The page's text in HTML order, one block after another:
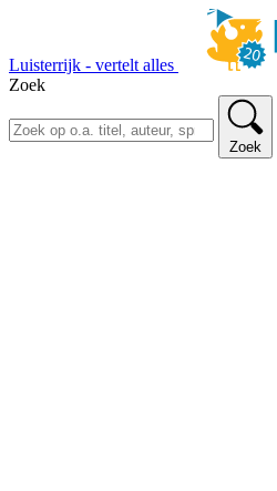
Luisterrijk - vertelt alles
Zoek
Zoek